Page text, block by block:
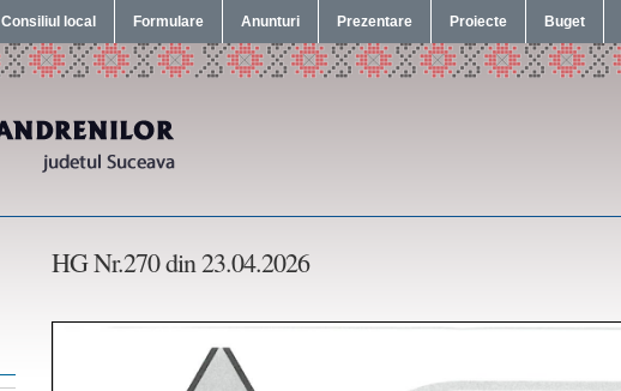
Consiliul local Formulare Anunturi Prezentare Proiecte Buget
HG Nr.270 din 23.04.2026